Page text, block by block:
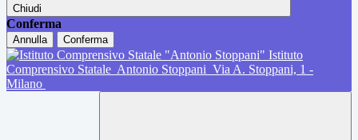
Chiudi
Conferma
Annulla Conferma
Istituto
Comprensivo Statale Antonio Stoppani Via A. Stoppani, 1 -
Milano